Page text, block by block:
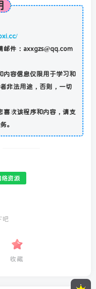
邮件：axxgzs@qq.com
内容信息仅限用于学习和
非法用途，否则，一切
欢该程序和内容，请支
。
络资源
吧
收藏